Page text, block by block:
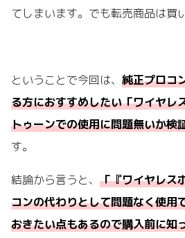
てしまいます。でも転売商品は買
ということで今回は、 純正プロコ
る方におすすめしたい「ワイヤレ
トゥーンでの使用に問題無いか検
す。
結論から言うと、 「『ワイヤレス
コンの代わりとして問題なく使用
おきたい点もあるので購入前に知